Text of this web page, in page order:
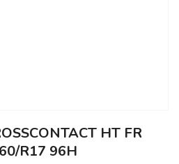
HT FR
R17 96H